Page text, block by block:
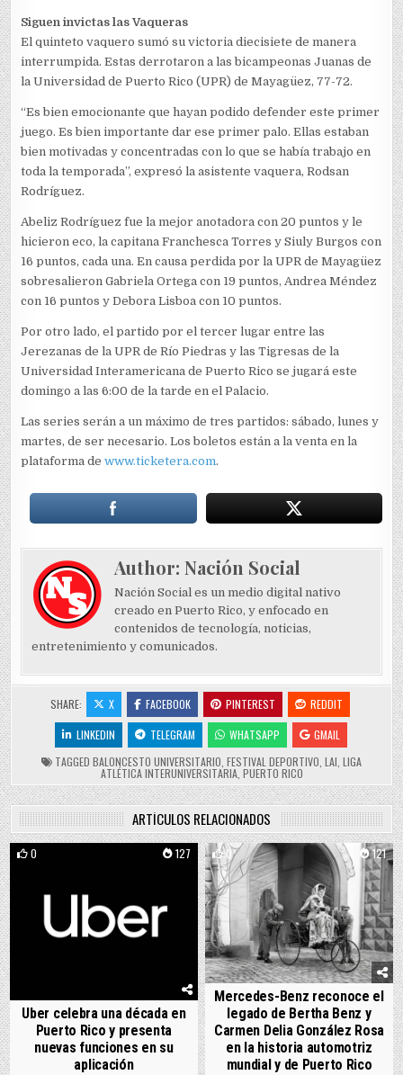
Siguen invictas las Vaqueras
El quinteto vaquero sumó su victoria diecisiete de manera
interrumpida. Estas derrotaron a las bicampeonas Juanas de
la Universidad de Puerto Rico (UPR) de Mayagüez, 77-72.
“Es bien emocionante que hayan podido defender este primer
juego. Es bien importante dar ese primer palo. Ellas estaban
bien motivadas y concentradas con lo que se había trabajo en
toda la temporada”, expresó la asistente vaquera, Rodsan
Rodríguez.
Abeliz Rodríguez fue la mejor anotadora con 20 puntos y le
hicieron eco, la capitana Franchesca Torres y Siuly Burgos con
16 puntos, cada una. En causa perdida por la UPR de Mayagüez
sobresalieron Gabriela Ortega con 19 puntos, Andrea Méndez
con 16 puntos y Debora Lisboa con 10 puntos.
Por otro lado, el partido por el tercer lugar entre las
Jerezanas de la UPR de Río Piedras y las Tigresas de la
Universidad Interamericana de Puerto Rico se jugará este
domingo a las 6:00 de la tarde en el Palacio.
Las series serán a un máximo de tres partidos: sábado, lunes y
martes, de ser necesario. Los boletos están a la venta en la
plataforma dewww.ticketera.com.
Author:Nación Social
Nación Social es un medio digital nativo
creado en Puerto Rico, y enfocado en
contenidos de tecnología, noticias,
entretenimiento y comunicados.
SHARE: X FACEBOOK PINTEREST
REDDIT
LINKEDIN
TELEGRAM WHATSAPP
GMAIL
TAGGED BALONCESTO UNIVERSITARIO FESTIVAL DEPORTIVO LAI LIGA
ATLÉTICA INTERUNIVERSITARIA, PUERTO RICO
ARTÍCULOS RELACIONADOS
0 127
Uber celebra una década en
Puerto Rico y presenta
nuevas funciones en su
aplicación
0 121
Mercedes-Benz reconoce el
legado de Bertha Benz y
Carmen Delia González Rosa
en la historia automotriz
mundial y de Puerto Rico